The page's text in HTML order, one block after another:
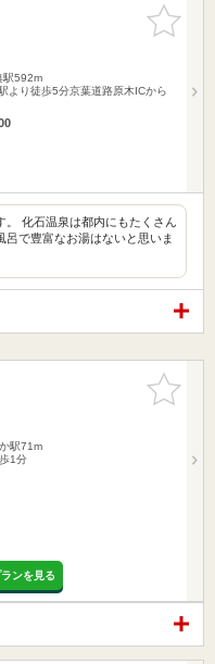
お気に入
りに追加
駅592m
り徒歩5分京葉道路原木ICから
。 化石温泉は都内にもたくさん
呂で豊富なお湯はないと思いま
お気に入
りに追加
駅71m
1分
ンを見る